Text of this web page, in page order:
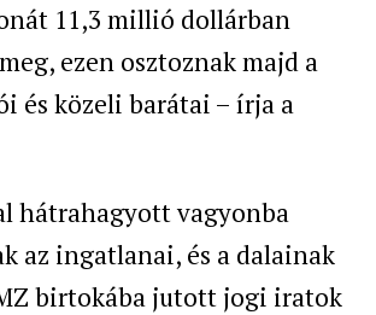
11,3 millió dollárban
ezen osztoznak majd a
és közeli barátai – írja a
hátrahagyott vagyonba
az ingatlanai, és a dalainak
birtokába jutott jogi iratok